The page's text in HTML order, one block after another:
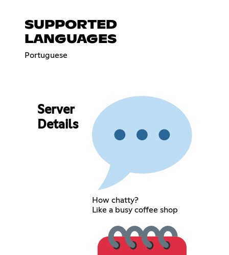
SUPPORTED
LANGUAGES
Portuguese
Server
Details
How chatty?
Like a busy coffee shop